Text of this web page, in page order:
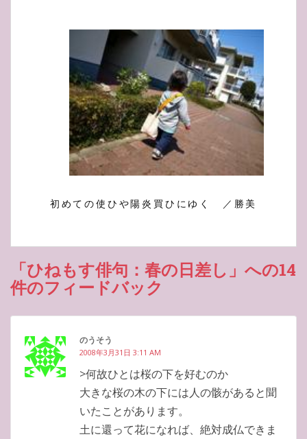
初めての使ひや陽炎買ひにゆく ／勝美
「ひねもす俳句：春の日差し」への14
件のフィードバック
のうそう
2008年3月31日 3:11 AM
>何故ひとは桜の下を好むのか
大きな桜の木の下には人の骸があると聞
いたことがあります。
土に還って花になれば、絶対成仏できま